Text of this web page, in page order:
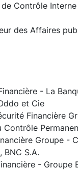
Contrôle
des Affaires
- La
et Cie
Financière
Contrôle
Groupe -
BNC S.A.
- Groupe